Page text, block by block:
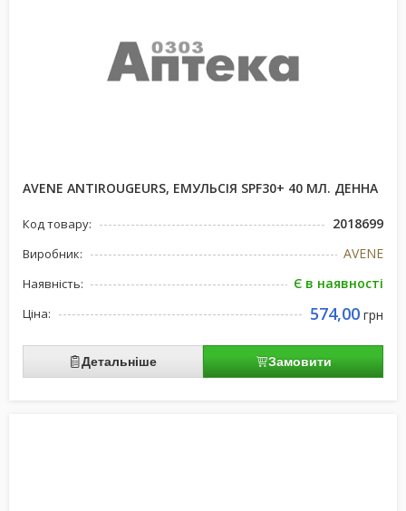
AVENE ANTIROUGEURS, ЕМУЛЬСІЯ SPF30+ 40 МЛ. ДЕННА
Код товару: 2018699
Виробник: AVENE
Наявність: Є в наявності
Ціна: 574,00 грн
Детальніше Замовити